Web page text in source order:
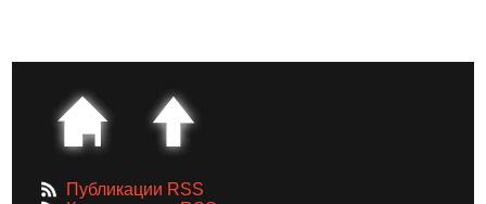
Публикации RSS